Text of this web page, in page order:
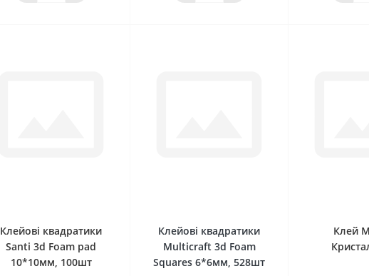
Клейові квадратики
Santi 3d Foam pad
10*10мм, 100шт
Клейові квадратики
Multicraft 3d Foam
Squares 6*6мм, 528шт
Клей